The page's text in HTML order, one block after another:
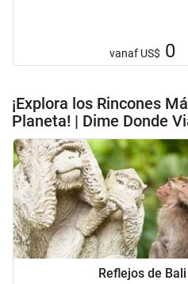
vanaf US$ 0
¡Explora los Rincones
Planeta! | Dime Donde
Reflejos de Bali